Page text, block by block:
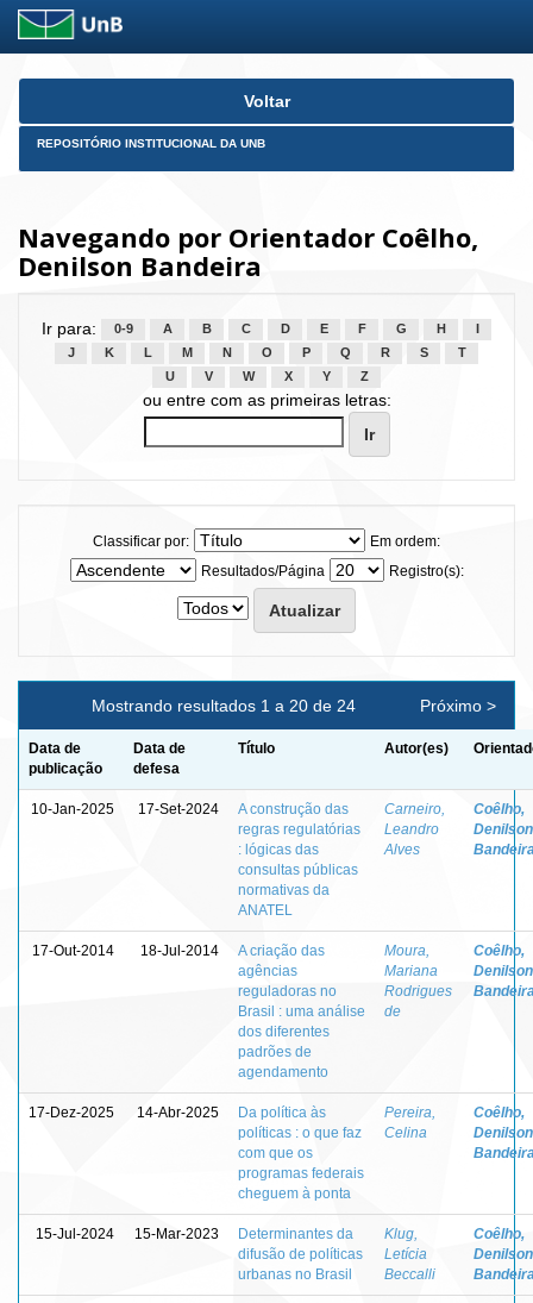
Skip
Voltar
REPOSITÓRIO INSTITUCIONAL DA UNB
Navegando por Orientador Coêlho,
Denilson Bandeira
Ir para: 0-9 A B C D E F G H
J
K L M N O P Q R S
T
U
V W X Y Z
ou entre com as primeiras letras:
Classificar por:
Em ordem:
Resultados/Página
Registro(s):
Mostrando resultados 1 a 20 de 24 Próximo >
Data de
publicação
Data de
defesa
Título Autor(es)
10-Jan-2025 17-Set-2024
A construção das
regras regulatórias
: lógicas das
consultas públicas
normativas da
ANATEL
Carneiro,
Leandro
Alves
Coêlho,
Denilson
17-Out-2014 18-Jul-2014
A criação das
agências
reguladoras no
Brasil : uma análise
dos diferentes
padrões de
agendamento
Moura,
Mariana
Rodrigues
de
Coêlho,
Denilson
17-Dez-2025 14-Abr-2025
Da política às
políticas : o que faz
com que os
programas federais
cheguem à ponta
Pereira,
Celina
Coêlho,
Denilson
15-Jul-2024 15-Mar-2023
Determinantes da
difusão de políticas
urbanas no Brasil
Klug,
Letícia
Beccalli
Coêlho,
Denilson